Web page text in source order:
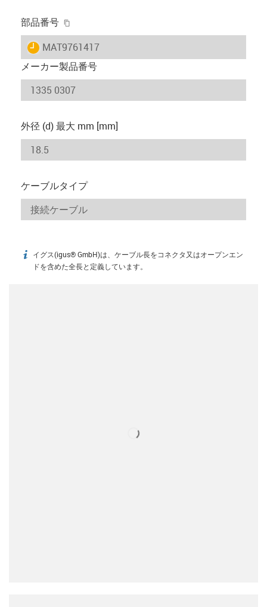
部品番号
igus-icon-lieferzeit
MAT9761417
メーカー製品番号
外径 (d) 最大 mm [mm]
ケーブルタイプ
igus-icon-info
イグス(igus® GmbH)は、ケーブル長をコネクタ又はオープンエン
ドを含めた全長と定義しています。